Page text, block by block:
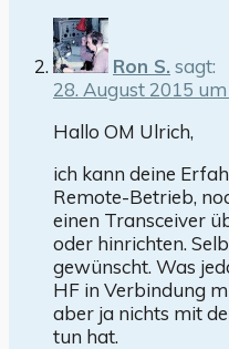
Ron S. sagt:
28. August 2015
Hallo OM Ulrich,
ich kann deine
Remote-Betrieb,
einen Transceiver
oder hinrichten.
gewünscht. Was
HF in Verbindung
aber ja nichts mit
tun hat.